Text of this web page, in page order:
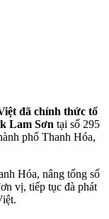
đã chính thức tổ
Lam Sơn tại số 295
phố Thanh Hóa,
Hóa, nâng tổng số
vị, tiếp tục đà phát